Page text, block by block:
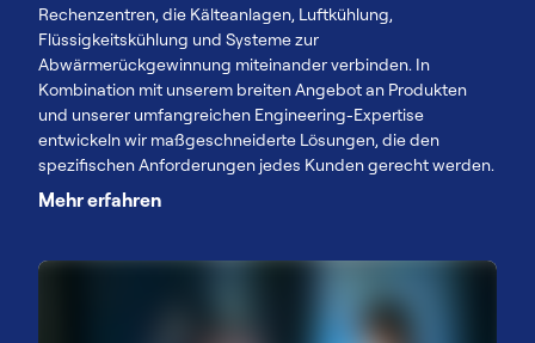
Rechenzentren, die Kälteanlagen, Luftkühlung,
Flüssigkeitskühlung und Systeme zur
Abwärmerückgewinnung miteinander verbinden. In
Kombination mit unserem breiten Angebot an Produkten
und unserer umfangreichen Engineering-Expertise
entwickeln wir maßgeschneiderte Lösungen, die den
spezifischen Anforderungen jedes Kunden gerecht werden.
Mehr erfahren